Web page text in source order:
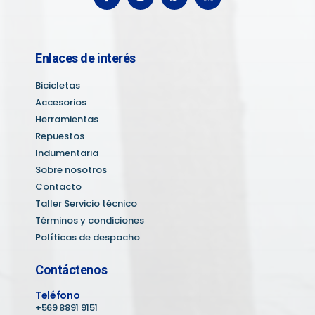
Enlaces de interés
Bicicletas
Accesorios
Herramientas
Repuestos
Indumentaria
Sobre nosotros
Contacto
Taller Servicio técnico
Términos y condiciones
Políticas de despacho
Contáctenos
Teléfono
+569 8891 9151